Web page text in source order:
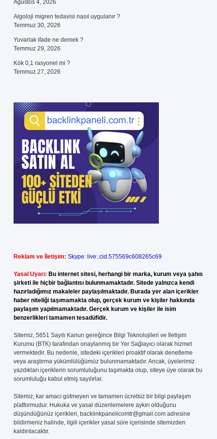
Ağustos 4, 2026
Algoloji migren tedavisi nasıl uygulanır ?
Temmuz 30, 2026
Yuvarlak ifade ne demek ?
Temmuz 29, 2026
Kök 0,1 rasyonel mi ?
Temmuz 27, 2026
Reklam ve İletişim: Skype: live:.cid.575569c608265c69
Yasal Uyarı: Bu internet sitesi, herhangi bir marka, kurum veya şahıs
şirketi ile hiçbir bağlantısı bulunmamaktadır. Sitede yalnızca kendi
hazırladığımız makaleler paylaşılmaktadır. Burada yer alan içerikler
haber niteliği taşımamakta olup, gerçek kurum ve kişiler hakkında
paylaşım yapılmamaktadır. Gerçek kurum ve kişiler ile isim
benzerlikleri tamamen tesadüfidir.
Sitemiz, 5651 Sayılı Kanun gereğince Bilgi Teknolojileri ve İletişim
Kurumu (BTK) tarafından onaylanmış bir Yer Sağlayıcı olarak hizmet
vermektedir. Bu nedenle, sitedeki içerikleri proaktif olarak denetleme
veya araştırma yükümlülüğümüz bulunmamaktadır. Ancak, üyelerimiz
yazdıkları içeriklerin sorumluluğunu taşımakta olup, siteye üye olarak bu
sorumluluğu kabul etmiş sayılırlar.
Sitemiz, kar amacı gütmeyen ve tamamen ücretsiz bir bilgi paylaşım
platformudur. Hukuka ve yasal düzenlemelere aykırı olduğunu
düşündüğünüz içerikleri, backlinkpanelicomtr@gmail.com adresine
bildirmeniz halinde, ilgili içerikler yasal süre içerisinde sitemizden
kaldırılacaktır.